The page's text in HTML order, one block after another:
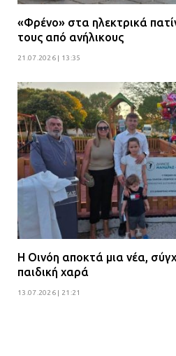
«Φρένο» στα ηλεκτρικά
τους από ανήλικους
21.07.2026 | 13:35
Η Οινόη αποκτά μια νέα,
παιδική χαρά
13.07.2026 | 21:21